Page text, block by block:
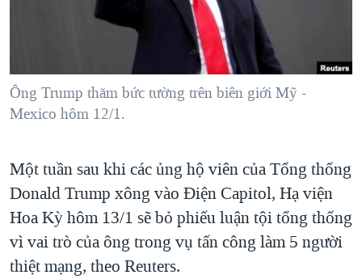
NGƯỜI VIỆT HẢI NGOẠI
KINH TẾ
KHOA HỌC
VĂN HOÁ
THỂ THAO
GIÁO DỤC
HÀNH TRÌNH BẦU CỬ 2024
MỘT NĂM CHIẾN TRANH TẠI DẢI GAZA
GIẢI MÃ VÀNH ĐAI & CON ĐƯỜNG
NGÀY TỊ NẠN THẾ GIỚI
GROUND ZERO – XƯA VÀ NAY
CHI PHÍ CHIẾN TRANH AFGHANISTAN
CÁC GIÁ TRỊ CỘNG HÒA Ở VIỆT NAM
THƯỢNG ĐỈNH TRUMP-KIM TẠI VIỆT NAM
MẠNG XÃ HỘI
Ngôn ngữ khác
Ông Trump thăm bức tường trên biên giới Mỹ -
Mexico hôm 12/1.
Một tuần sau khi các ủng hộ viên của Tổng thống
Donald Trump xông vào Điện Capitol, Hạ viện
Hoa Kỳ hôm 13/1 sẽ bỏ phiếu luận tội tổng thống
vì vai trò của ông trong vụ tấn công làm 5 người
thiệt mạng, theo Reuters.